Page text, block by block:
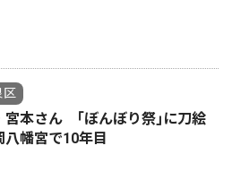
区
宮本さん ｢ぼんぼり祭｣に刀絵
幡宮で10年目